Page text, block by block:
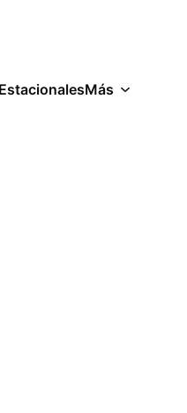
EstacionalesMás